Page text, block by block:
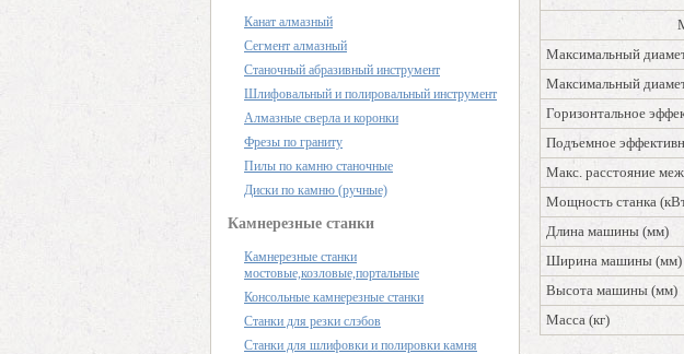
Максимальный
Максимальный
Горизонтальное
Подъемное
Макс. расстояние
Мощность станка
Длина машины (мм)
Ширина машины (мм)
Высота машины (мм)
Масса (кг)
Канат алмазный
Сегмент алмазный
Станочный абразивный инструмент
Шлифовальный и полировальный инструмент
Алмазные сверла и коронки
Фрезы по граниту
Пилы по камню станочные
Диски по камню (ручные)
Камнерезные станки
Камнерезные станки
мостовые,козловые,портальные
Консольные камнерезные станки
Станки для резки слэбов
Станки для шлифовки и полировки камня